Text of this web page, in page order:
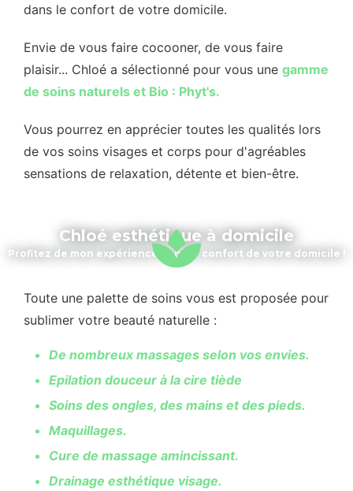
Chloé esthétique à domicile
Profitez de mon expérience dans le confort de votre domicile !
dans le confort de votre domicile.
Envie de vous faire cocooner, de vous faire
plaisir... Chloé a sélectionné pour vous une gamme
de soins naturels et Bio : Phyt's.
Vous pourrez en apprécier toutes les qualités lors
de vos soins visages et corps pour d'agréables
sensations de relaxation, détente et bien-être.
Toute une palette de soins vous est proposée pour
sublimer votre beauté naturelle :
De nombreux massages selon vos envies.
Epilation douceur à la cire tiède
Soins des ongles, des mains et des pieds.
Maquillages.
Cure de massage amincissant.
Drainage esthétique visage.